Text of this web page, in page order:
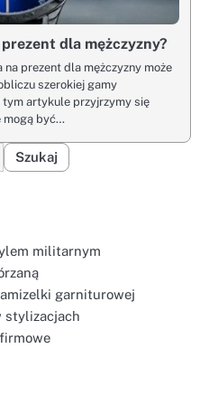
dla mężczyzny?
prezent dla mężczyzny może
szerokiej gamy
artykule przyjrzymy się
mogą być…
militarnym
garniturowej
stylizacjach